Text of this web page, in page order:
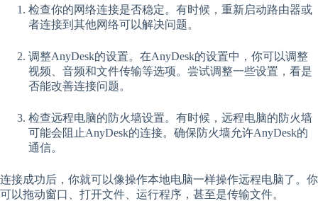
检查你的网络连接是否稳定。有时候，重新启动路由器或
者连接到其他网络可以解决问题。
调整AnyDesk的设置。在AnyDesk的设置中，你可以调整
视频、音频和文件传输等选项。尝试调整一些设置，看是
否能改善连接问题。
检查远程电脑的防火墙设置。有时候，远程电脑的防火墙
可能会阻止AnyDesk的连接。确保防火墙允许AnyDesk的
通信。
连接成功后，你就可以像操作本地电脑一样操作远程电脑了。你
可以拖动窗口、打开文件、运行程序，甚至是传输文件。